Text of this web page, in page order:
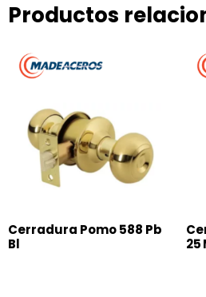
Productos
Cerradura Pomo 588 Pb
Bl
25